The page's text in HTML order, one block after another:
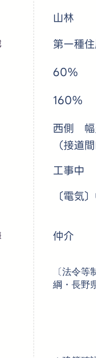
山林
第一種
60％
160％
西側 幅
（接道
工事中
〔電気
仲介
〔法令
綱・長野